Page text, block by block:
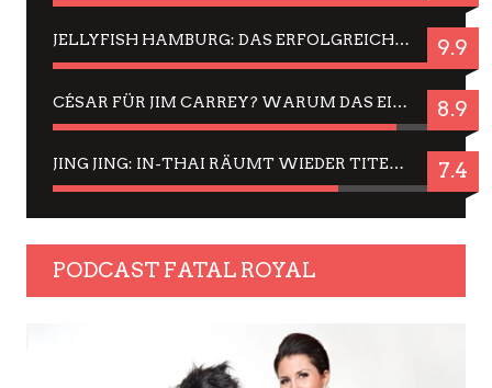
JELLYFISH HAMBURG: DAS ERFOLGREICHE SOMMER-MENÜ 2025 IN GEFÜHLEN UND BILDERN 9.9
CÉSAR FÜR JIM CARREY? WARUM DAS EINER DER NERVIGSTEN ACTORS IST UND BLEIBT 8.9
JING JING: IN-THAI RÄUMT WIEDER TITEL AB – EIN ZWEI-STUNDEN-ERLEBNISBERICHT 7.4
PODCAST FATAL ROYAL